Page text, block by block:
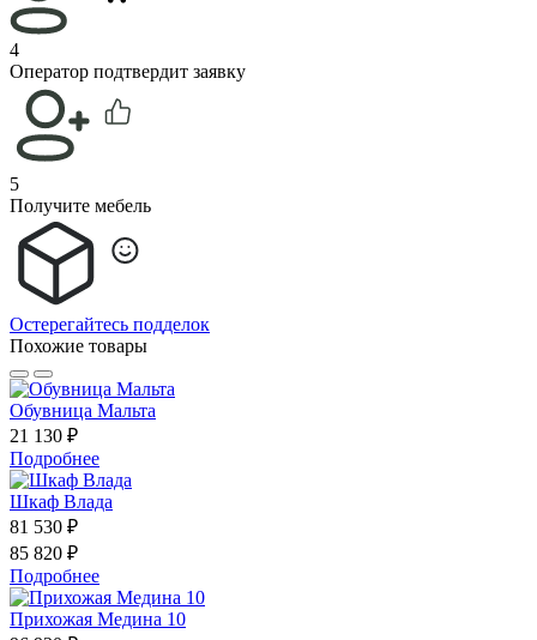
4
Оператор подтвердит заявку
5
Получите мебель
Остерегайтесь подделок
Похожие товары
Обувница Мальта
21 130 ₽
Подробнее
Шкаф Влада
81 530 ₽
85 820 ₽
Подробнее
Прихожая Медина 10